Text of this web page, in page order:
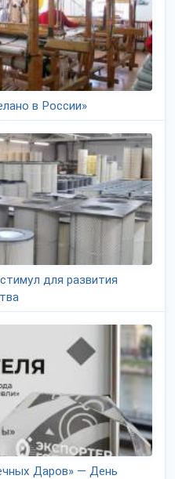
в России»
для развития
Даров» — День